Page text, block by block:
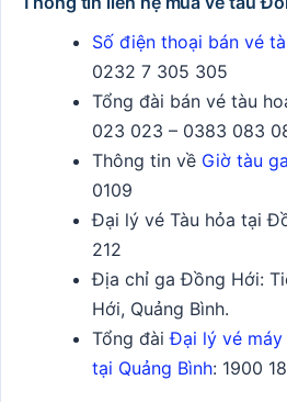
Số điện thoại bán vé
0232 7 305 305
Tổng đài bán vé tàu
023 023 – 0383 083
Thông tin về Giờ tàu
0109
Đại lý vé Tàu hỏa tại
212
Địa chỉ ga Đồng Hới:
Hới, Quảng Bình.
Tổng đàiĐại lý vé máy
tại Quảng Bình: 1900